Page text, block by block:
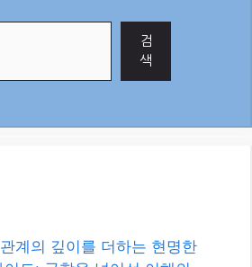
검
색
계의 깊이를 더하는 현명한